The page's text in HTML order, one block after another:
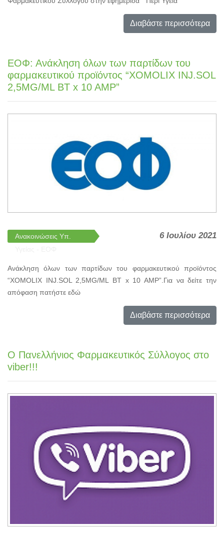
Διαβάστε περισσότερα
ΕΟΦ: Ανάκληση όλων των παρτίδων του
φαρμακευτικού προϊόντος “XOMOLIX INJ.SOL
2,5MG/ML BT x 10 AMP”
Ανακοινώσεις Υπ.
6 Ιουλίου 2021
Ανάκληση όλων των παρτίδων του φαρμακευτικού προϊόντος
“XOMOLIX INJ.SOL 2,5MG/ML BT x 10 AMP”.Για να δείτε την
απόφαση πατήστε εδώ
Διαβάστε περισσότερα
Ο Πανελλήνιος Φαρμακευτικός Σύλλογος στο
viber!!!